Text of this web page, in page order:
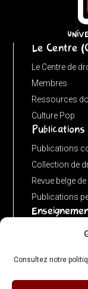
Consultez notre
input
URL(input,
===
Le Centre
Le Centre de
Membres
Ressources
Culture Pop
Publications
Publications
Collection de
Revue belge
Publications
Advanced
Concours de